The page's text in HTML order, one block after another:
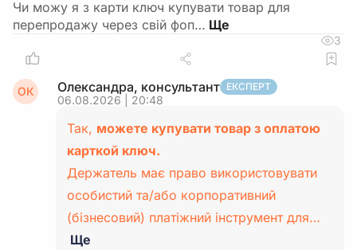
Чи можу я з карти ключ купувати товар для
перепродажу через свій фоп…
3
ОК Олександра, консультант ЕКСПЕРТ
06.08.2026 | 20:48
Так, можете купувати товар з оплатою
карткой ключ.
Держатель має право використовувати
особистий та/або корпоративний
(бізнесовий) платіжний інструмент для…
Ще